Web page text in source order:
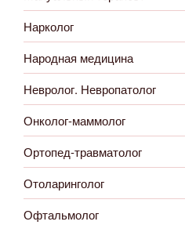
Нарколог
Народная медицина
Невролог. Невропатолог
Онколог-маммолог
Ортопед-травматолог
Отоларинголог
Офтальмолог